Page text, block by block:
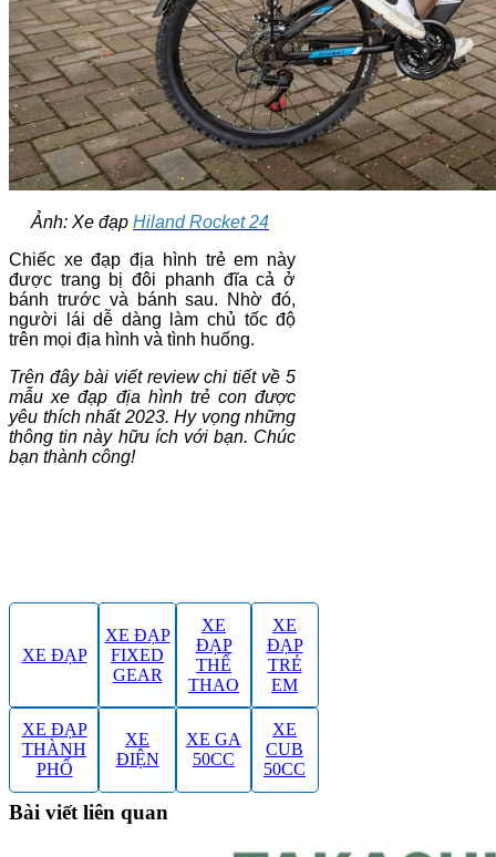
Ảnh: Xe đạpHiland Rocket 24
Chiếc xe đạp địa hình trẻ em này
được trang bị đôi phanh đĩa cả ở
bánh trước và bánh sau. Nhờ đó,
người lái dễ dàng làm chủ tốc độ
trên mọi địa hình và tình huống.
Trên đây bài viết review chi tiết về 5
mẫu xe đạp địa hình trẻ con được
yêu thích nhất 2023. Hy vọng những
thông tin này hữu ích với bạn. Chúc
bạn thành công!
XE ĐẠP
XE ĐẠP
FIXED
GEAR
XE
ĐẠP
THỂ
THAO
XE
ĐẠP
TRẺ
EM
XE ĐẠP
THÀNH
PHỐ
XE
ĐIỆN
XE GA
50CC
XE
CUB
50CC
Bài viết liên quan